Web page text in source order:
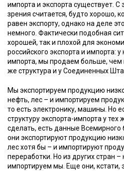
импорта и экспорта существует. С
зрения считается, будто хорошо,
равен экспорту, однако на деле
немного. Фактически подобная
хорошей, так и плохой для
российского экспорта и импорта:
импорта, мы продаем больше, чем
же структура и у Соединенных
Мы экспортируем продукцию
нефть, лес – и импортируем
то есть электронику, машины. Но
структуру экспорта-импорта у
сделать, есть данные Всемирного
они экспортируют продукцию
лес хотя бы – и импортируют
переработки. Но из других стран –
импортируем мы. Еще они, кстати,